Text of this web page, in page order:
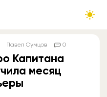
Павел Сумцов 0
Капитана
месяц